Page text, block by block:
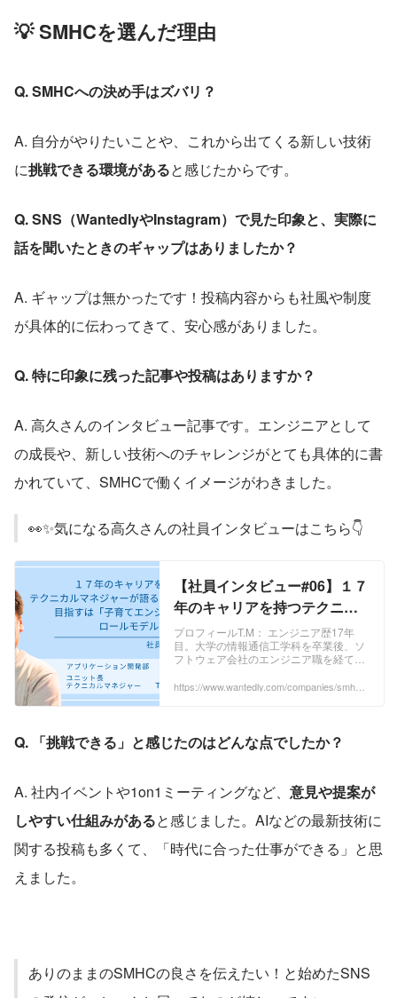
💡 SMHCを選んだ理由
Q. SMHCへの決め手はズバリ？
A. 自分がやりたいことや、これから出てくる新しい技術
に挑戦できる環境があると感じたからです。
Q. SNS（WantedlyやInstagram）で見た印象と、実際に
話を聞いたときのギャップはありましたか？
A. ギャップは無かったです！投稿内容からも社風や制度
が具体的に伝わってきて、安心感がありました。
Q. 特に印象に残った記事や投稿はありますか？
A. 高久さんのインタビュー記事です。エンジニアとして
の成長や、新しい技術へのチャレンジがとても具体的に書
かれていて、SMHCで働くイメージがわきました。
👀✨気になる高久さんの社員インタビューはこちら👇
【社員インタビュー#06】１７
年のキャリアを持つテクニカ
ルマネジャーが語るSMHCの
魅力！目指すは「子育てエン
ジニア」のロールモデル | 社員
インタビュー
プロフィールT.M： エンジニア歴17年
目。大学の情報通信工学科を卒業後、ソ
フトウェア会社のエンジニア職を経て、
大手通信会社や総合商社の業務系システ
https://www.wantedly.com/companies/smhc/p
Q. 「挑戦できる」と感じたのはどんな点でしたか？
A. 社内イベントや1on1ミーティングなど、 意見や提案が
しやすい仕組みがあると感じました。AIなどの最新技術に
関する投稿も多くて、「時代に合った仕事ができる」と思
えました。
ありのままのSMHCの良さを伝えたい！と始めたSNS